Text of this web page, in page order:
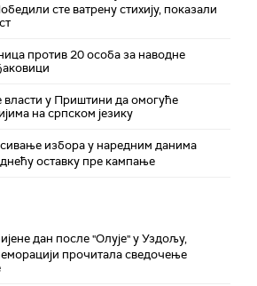
сте ватрену стихију, показали
против 20 особа за наводне
у Приштини да омогуће
на српском језику
избора у наредним данима
оставку пре кампање
дан после "Олује" у Уздољу,
прочитала сведочење